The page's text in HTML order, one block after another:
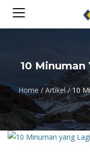
10 Minuman
Home/ Artikel/10